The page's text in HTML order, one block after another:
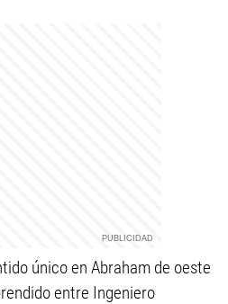
único en Abraham de oeste
entre Ingeniero